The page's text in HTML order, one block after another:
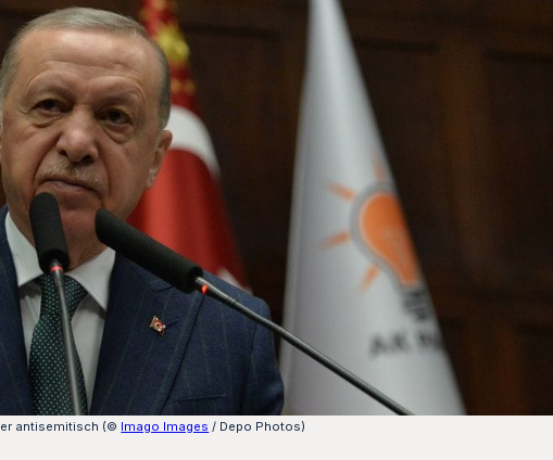
antisemitisch (© Imago Images / Depo Photos)